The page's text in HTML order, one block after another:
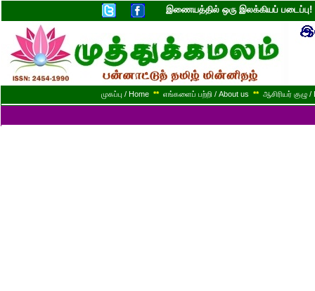
இணையத்தில் ஒரு இலக்கியப்
முகப்பு / Home ** எங்களைப் பற்றி / About us ** ஆசிரியர் குழு